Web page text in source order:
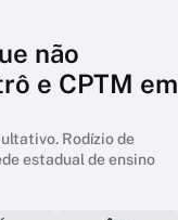
não
e CPTM em
Rodízio de
estadual de ensino